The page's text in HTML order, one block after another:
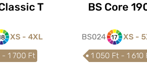
T
XS - 4XL
- 1 700 Ft
BS Core
BS024 17 XS -
1 050 Ft - 1 610